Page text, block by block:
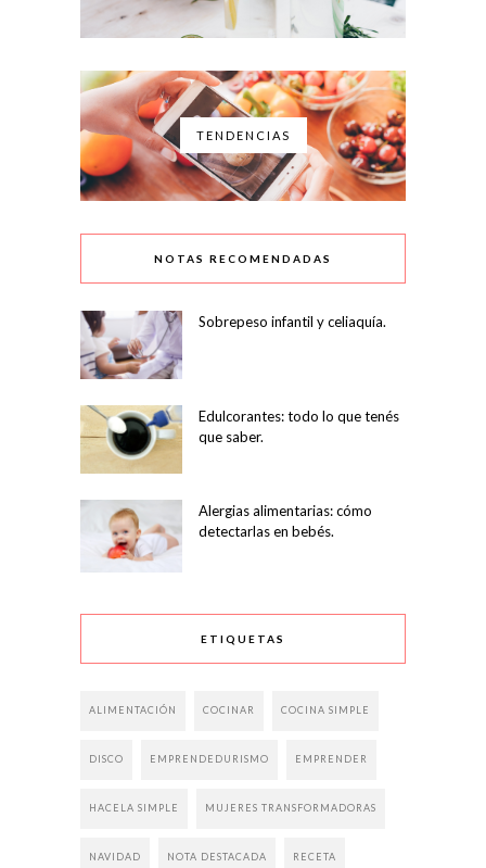
TENDENCIAS
NOTAS RECOMENDADAS
Sobrepeso infantil y celiaquía.
Edulcorantes: todo lo que tenés
que saber.
Alergias alimentarias: cómo
detectarlas en bebés.
ETIQUETAS
ALIMENTACIÓN COCINAR COCINA SIMPLE
DISCO EMPRENDEDURISMO EMPRENDER
HACELA SIMPLE MUJERES TRANSFORMADORAS
NAVIDAD NOTA DESTACADA RECETA